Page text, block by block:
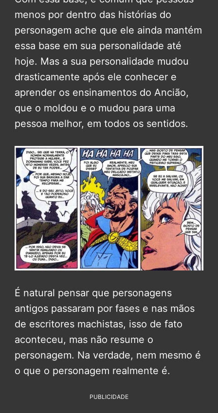
menos por dentro das histórias do
personagem ache que ele ainda mantém
essa base em sua personalidade até
hoje. Mas a sua personalidade mudou
drasticamente após ele conhecer e
aprender os ensinamentos do Ancião,
que o moldou e o mudou para uma
pessoa melhor, em todos os sentidos.
É natural pensar que personagens
antigos passaram por fases e nas mãos
de escritores machistas, isso de fato
aconteceu, mas não resume o
personagem. Na verdade, nem mesmo é
o que o personagem realmente é.
PUBLICIDADE